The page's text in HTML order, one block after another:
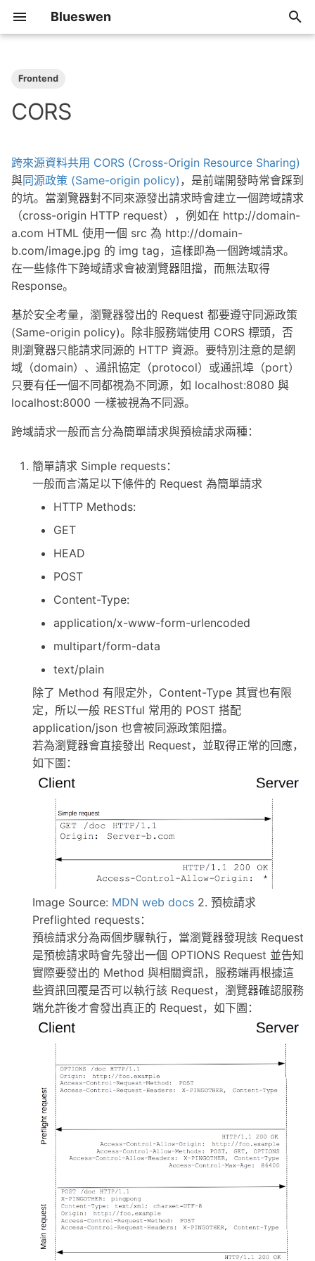
Blueswen
e
o
s
a
r
s
e
r
c
2024
2023
2022
2021
Share
Tip
Frontend
CORS
跨來源資料共用 CORS (Cross-Origin Resource Sharing)
與同源政策 (Same-origin policy) ，是前端開發時常會踩到
的坑。當瀏覽器對不同來源發出請求時會建立一個跨域請求
（cross-origin HTTP request），例如在 http://domain-
a.com HTML 使用一個 src 為 http://domain-
b.com/image.jpg 的 img tag，這樣即為一個跨域請求。
在一些條件下跨域請求會被瀏覽器阻擋，而無法取得
Response。
基於安全考量，瀏覽器發出的 Request 都要遵守同源政策
(Same-origin policy)。除非服務端使用 CORS 標頭，否
則瀏覽器只能請求同源的 HTTP 資源。要特別注意的是網
域（domain）、通訊協定（protocol）或通訊埠（port）
只要有任一個不同都視為不同源，如 localhost:8080 與
localhost:8000 一樣被視為不同源。
跨域請求一般而言分為簡單請求與預檢請求兩種：
簡單請求 Simple requests：
一般而言滿足以下條件的 Request 為簡單請求
HTTP Methods:
GET
HEAD
POST
Content-Type:
application/x-www-form-urlencoded
multipart/form-data
text/plain
除了 Method 有限定外，Content-Type 其實也有限
定，所以一般 RESTful 常用的 POST 搭配
application/json 也會被同源政策阻擋。
若為瀏覽器會直接發出 Request，並取得正常的回應，
如下圖：
Image Source: MDN web docs 2. 預檢請求
Preflighted requests：
預檢請求分為兩個步驟執行，當瀏覽器發現該 Request
是預檢請求時會先發出一個 OPTIONS Request 並告知
實際要發出的 Method 與相關資訊，服務端再根據這
些資訊回覆是否可以執行該 Request，瀏覽器確認服務
端允許後才會發出真正的 Request，如下圖：